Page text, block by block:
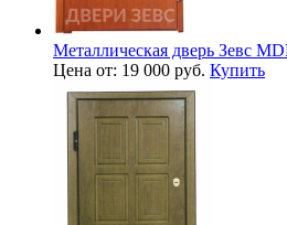
Металлическая дверь Зевс
Цена от: 19 000 руб. Купить